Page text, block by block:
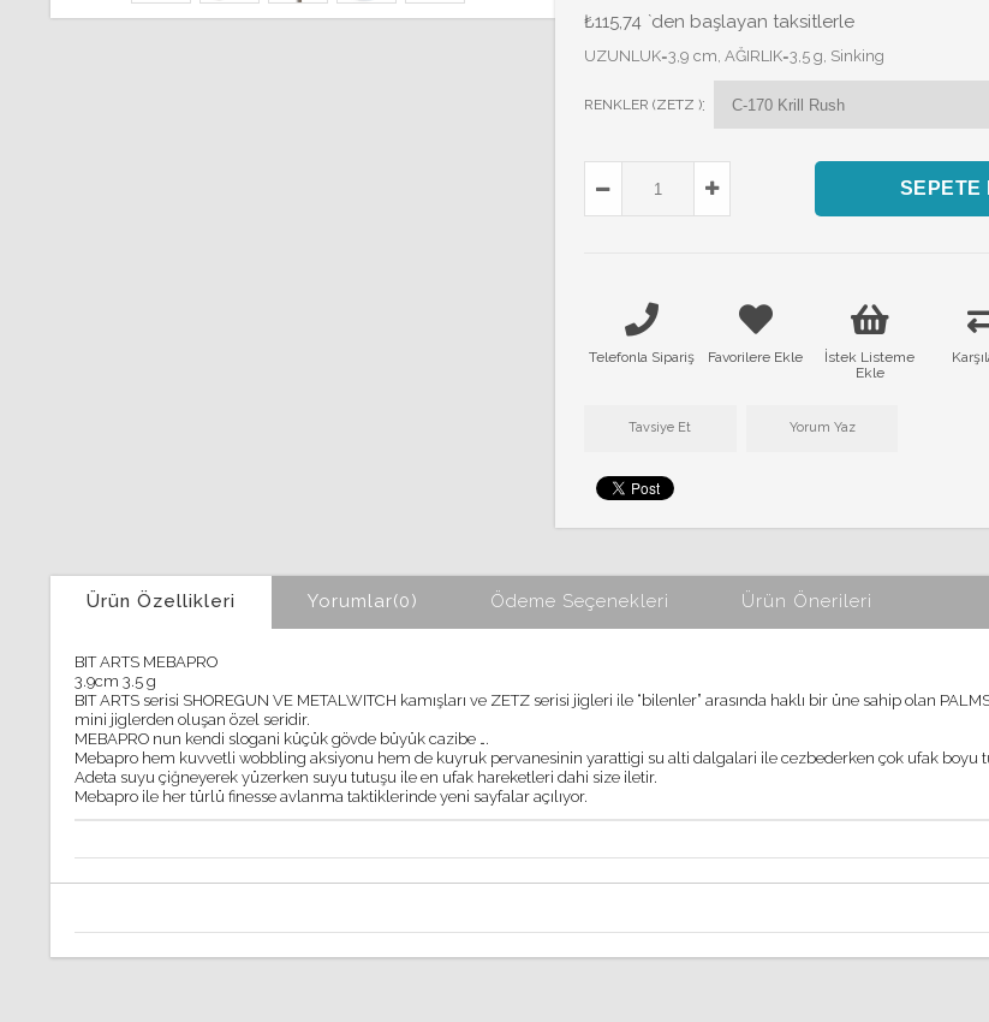
₺115,74 `den başlayan taksitlerle
UZUNLUK=3,9 cm, AĞIRLIK=3,5 g, Sinking
RENKLER (ZETZ ):
Telefonla Sipariş Favorilere Ekle
İstek Listeme
Ekle
Tavsiye Et Yorum Yaz
Ürün Özellikleri Yorumlar(0) Ödeme Seçenekleri Ürün Önerileri
BIT ARTS MEBAPRO
3.9cm 3.5 g
BIT ARTS serisi SHOREGUN VE METALWITCH kamışları ve ZETZ serisi jigleri ile “bilenler” arasında haklı bir üne sahip olan
mini jiglerden oluşan özel seridir.
MEBAPRO nun kendi slogani küçük gövde büyük cazibe ….
Mebapro hem kuvvetli wobbling aksiyonu hem de kuyruk pervanesinin yarattigi su alti dalgalari ile cezbederken çok ufak boyu t
Adeta suyu çiğneyerek yüzerken suyu tutuşu ile en ufak hareketleri dahi size iletir.
Mebapro ile her türlü finesse avlanma taktiklerinde yeni sayfalar açılıyor.